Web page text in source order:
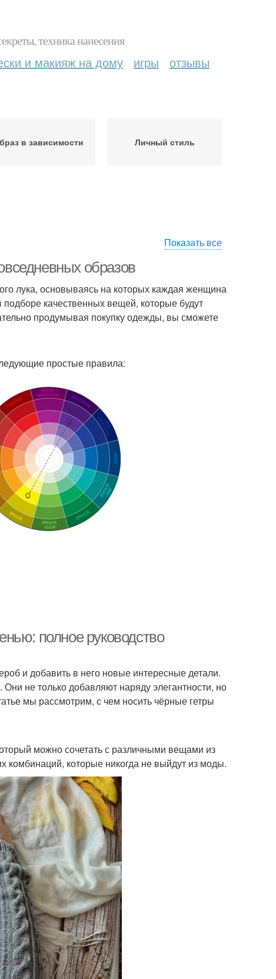
техника нанесения
и макияж на дому игры отзывы
в зависимости Личный стиль
Показать все
образов
лука, основываясь на которых каждая женщина
качественных вещей, которые будут
продумывая покупку одежды, вы сможете
простые правила:
полное руководство
и добавить в него новые интересные детали.
не только добавляют наряду элегантности, но
мы рассмотрим, с чем носить чёрные гетры
можно сочетать с различными вещами из
комбинаций, которые никогда не выйдут из моды.